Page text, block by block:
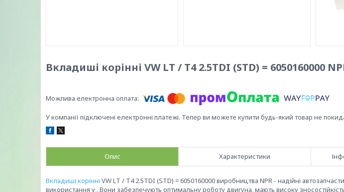
Вкладиші корінні VW LT / T4 2.5TDI (STD) = 6050160000
У компанії підключені електронні платежі. Тепер ви можете купити будь-який товар не
Опис Характеристики
Вкладиші корінні VW LT / T4 2.5TDI (STD) = 6050160000 виробництва NPR - надійні
використання у . Вони забезпечують оптимальну роботу двигуна, мають високу зносостійкість